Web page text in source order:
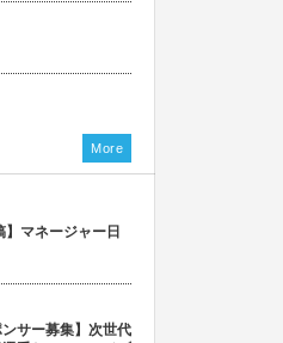
】マネージャー日
ンサー募集】次世代
More